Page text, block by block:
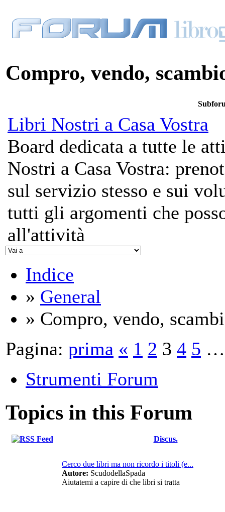
Compro, vendo,
Libri Nostri a Casa Vostra
Board dedicata a tutte le
Nostri a Casa Vostra:
sul servizio stesso e sui
tutti gli argomenti che
all'attività
Indice
» General
» Compro, vendo,
Pagina: prima « 1 2 3 4 5 …
Strumenti Forum
Topics in this Forum
Discus.
Cerco due libri ma non ricordo i titoli (e...
Autore: ScudodellaSpada
Aiutatemi a capire di che libri si tratta